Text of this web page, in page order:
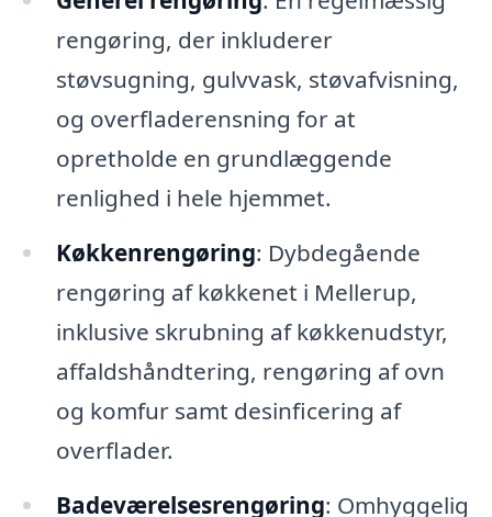
rengøring, der inkluderer
støvsugning, gulvvask, støvafvisning,
og overfladerensning for at
opretholde en grundlæggende
renlighed i hele hjemmet.
Køkkenrengøring: Dybdegående
rengøring af køkkenet i Mellerup,
inklusive skrubning af køkkenudstyr,
affaldshåndtering, rengøring af ovn
og komfur samt desinficering af
overflader.
Badeværelsesrengøring: Omhyggelig